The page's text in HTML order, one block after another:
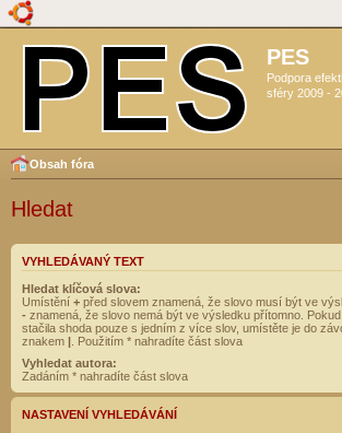
PES
Podpora
sféry 2009 -
Obsah fóra
Hledat
VYHLEDÁVANÝ TEXT
Hledat klíčová slova:
Umístění + před slovem znamená, že slovo musí být ve
- znamená, že slovo nemá být ve výsledku přítomno.
stačila shoda pouze s jedním z více slov, umístěte je do
znakem | . Použitím * nahradíte část slova
Vyhledat autora:
Zadáním * nahradíte část slova
NASTAVENÍ VYHLEDÁVÁNÍ